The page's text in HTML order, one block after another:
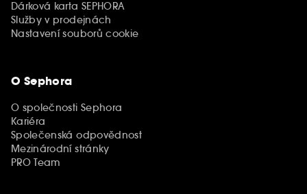
Dárková karta SEPHORA
Služby v prodejnách
Nastavení souborů cookie
O Sephora
O společnosti Sephora
Kariéra
Společenská odpovědnost
Mezinárodní stránky
PRO Team